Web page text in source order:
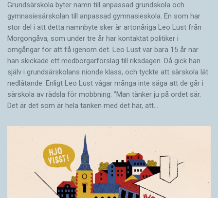
Grundsärskola byter namn till anpassad grundskola och
gymnasiesärskolan till anpassad gymnasieskola. En som har
stor del i att detta namnbyte sker är artonåriga Leo Lust från
Morgongåva, som under tre år har kontaktat politiker i
omgångar för att få igenom det. Leo Lust var bara 15 år när
han skickade ett medborgarförslag till riksdagen. Då gick han
själv i grundsärskolans nionde klass, och tyckte att särskola lät
nedlåtande. Enligt Leo Lust vågar många inte säga att de går i
särskola av rädsla för mobbning: ”Man tänker ju på ordet sär.
Det är det som är hela tanken med det här, att…